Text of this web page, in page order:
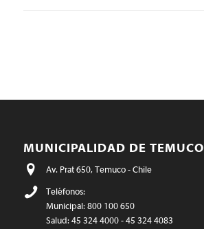
MUNICIPALIDAD DE TEMUCO
Av. Prat 650, Temuco - Chile
Teléfonos:
Municipal: 800 100 650
Salud: 45 324 4000 - 45 324 4083